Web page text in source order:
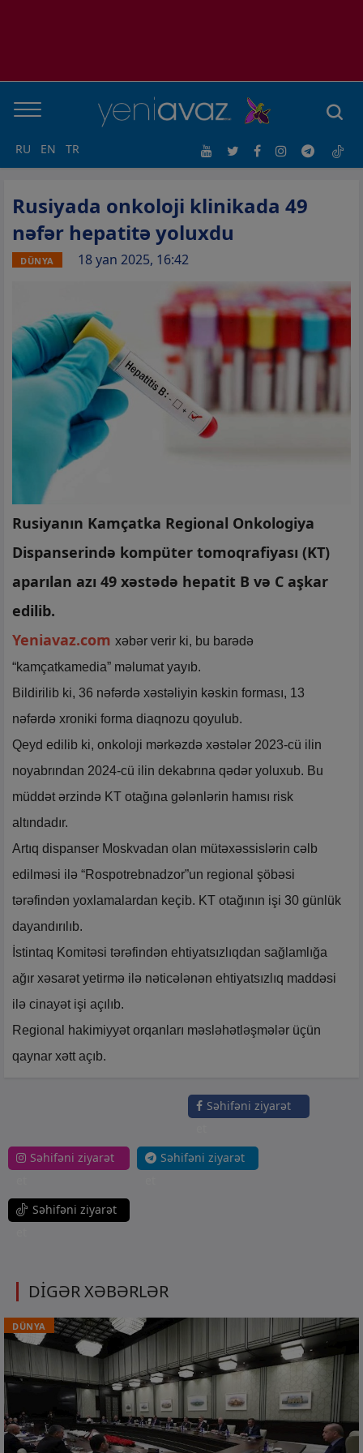
RU EN TR
Rusiyada onkoloji klinikada 49
nəfər hepatitə yoluxdu
DÜNYA 18 yan 2025, 16:42
Rusiyanın Kamçatka Regional Onkologiya
Dispanserində kompüter tomoqrafiyası (KT)
aparılan azı 49 xəstədə hepatit B və C aşkar
edilib.
Yeniavaz.com xəbər verir ki, bu barədə
“kamçatkamedia” məlumat yayıb.
Bildirilib ki, 36 nəfərdə xəstəliyin kəskin forması, 13
nəfərdə xroniki forma diaqnozu qoyulub.
Qeyd edilib ki, onkoloji mərkəzdə xəstələr 2023-cü ilin
noyabrından 2024-cü ilin dekabrına qədər yoluxub. Bu
müddət ərzində KT otağına gələnlərin hamısı risk
altındadır.
Artıq dispanser Moskvadan olan mütəxəssislərin cəlb
edilməsi ilə “Rospotrebnadzor”un regional şöbəsi
tərəfindən yoxlamalardan keçib. KT otağının işi 30 günlük
dayandırılıb.
İstintaq Komitəsi tərəfindən ehtiyatsızlıqdan sağlamlığa
ağır xəsarət yetirmə ilə nəticələnən ehtiyatsızlıq maddəsi
ilə cinayət işi açılıb.
Regional hakimiyyət orqanları məsləhətləşmələr üçün
qaynar xətt açıb.
Səhifəni ziyarət
Səhifəni ziyarət
Səhifəni ziyarət
Səhifəni ziyarət
DİGƏR XƏBƏRLƏR
DÜNYA